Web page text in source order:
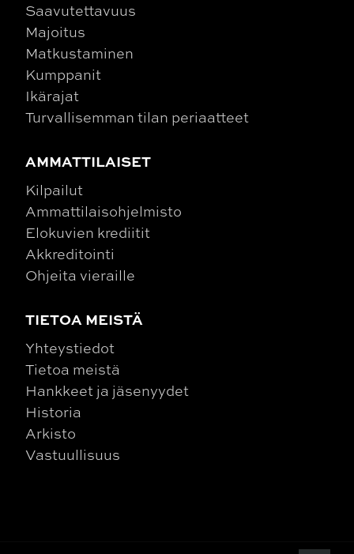
Saavutettavuus
Majoitus
Matkustaminen
Kumppanit
Ikärajat
Turvallisemman tilan periaatteet
AMMATTILAISET
Kilpailut
Ammattilaisohjelmisto
Elokuvien krediitit
Akkreditointi
Ohjeita vieraille
TIETOA MEISTÄ
Yhteystiedot
Tietoa meistä
Hankkeet ja jäsenyydet
Historia
Arkisto
Vastuullisuus